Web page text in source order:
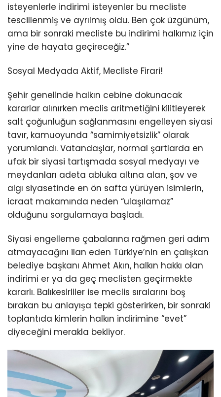
isteyenlerle indirimi isteyenler bu mecliste
tescillenmiş ve ayrılmış oldu. Ben çok üzgünüm,
ama bir sonraki mecliste bu indirimi halkımız için
yine de hayata geçireceğiz.”
Sosyal Medyada Aktif, Mecliste Firari!
Şehir genelinde halkın cebine dokunacak
kararlar alınırken meclis aritmetiğini kilitleyerek
salt çoğunluğun sağlanmasını engelleyen siyasi
tavır, kamuoyunda “samimiyetsizlik” olarak
yorumlandı. Vatandaşlar, normal şartlarda en
ufak bir siyasi tartışmada sosyal medyayı ve
meydanları adeta abluka altına alan, şov ve
algı siyasetinde en ön safta yürüyen isimlerin,
icraat makamında neden “ulaşılamaz”
olduğunu sorgulamaya başladı.
Siyasi engelleme çabalarına rağmen geri adım
atmayacağını ilan eden Türkiye’nin en çalışkan
belediye başkanı Ahmet Akın, halkın hakkı olan
indirimi er ya da geç meclisten geçirmekte
kararlı. Balıkesirliler ise meclis sıralarını boş
bırakan bu anlayışa tepki gösterirken, bir sonraki
toplantıda kimlerin halkın indirimine “evet”
diyeceğini merakla bekliyor.